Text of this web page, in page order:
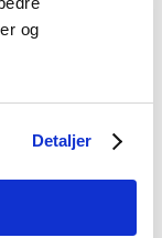
og
Detaljer